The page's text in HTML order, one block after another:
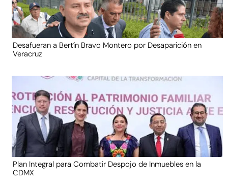
Desafueran a Bertín Bravo Montero por Desaparición en
Veracruz
Plan Integral para Combatir Despojo de Inmuebles en la
CDMX